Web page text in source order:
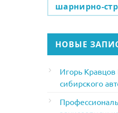
шарнирно-
НОВЫЕ
Игорь
сибирского